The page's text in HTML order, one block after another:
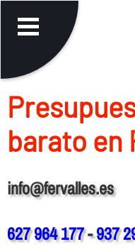
barato en
info@fervalles.es
627 964 177-937